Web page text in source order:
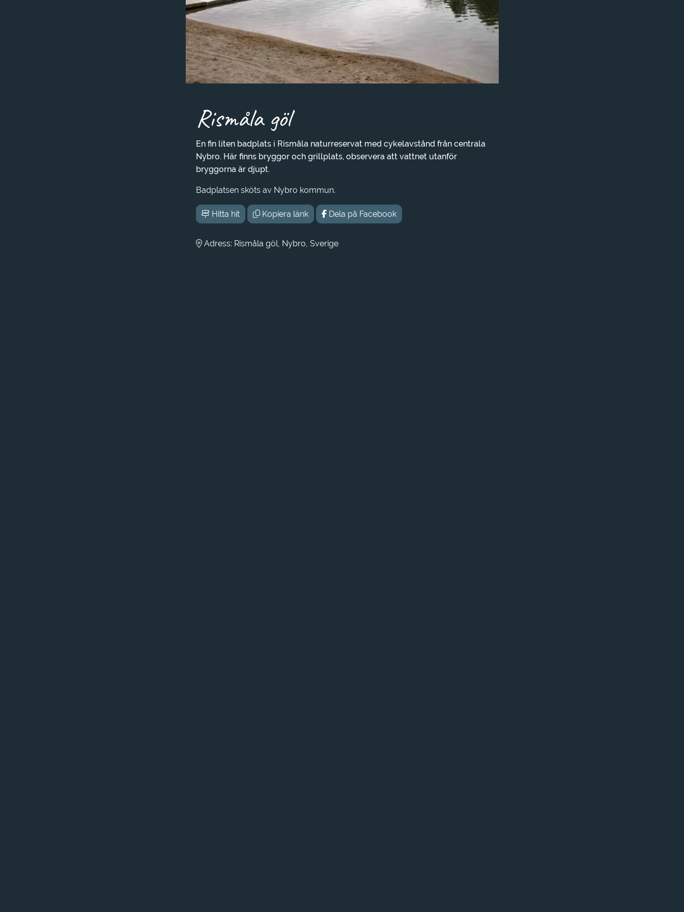
Rismåla göl
En fin liten badplats i Rismåla naturreservat med cykelavstånd från centrala
Nybro. Här finns bryggor och grillplats, observera att vattnet utanför
bryggorna är djupt.
Badplatsen sköts av Nybro kommun.
Hitta hit Kopiera länk Dela på Facebook
Adress: Rismåla göl, Nybro, Sverige